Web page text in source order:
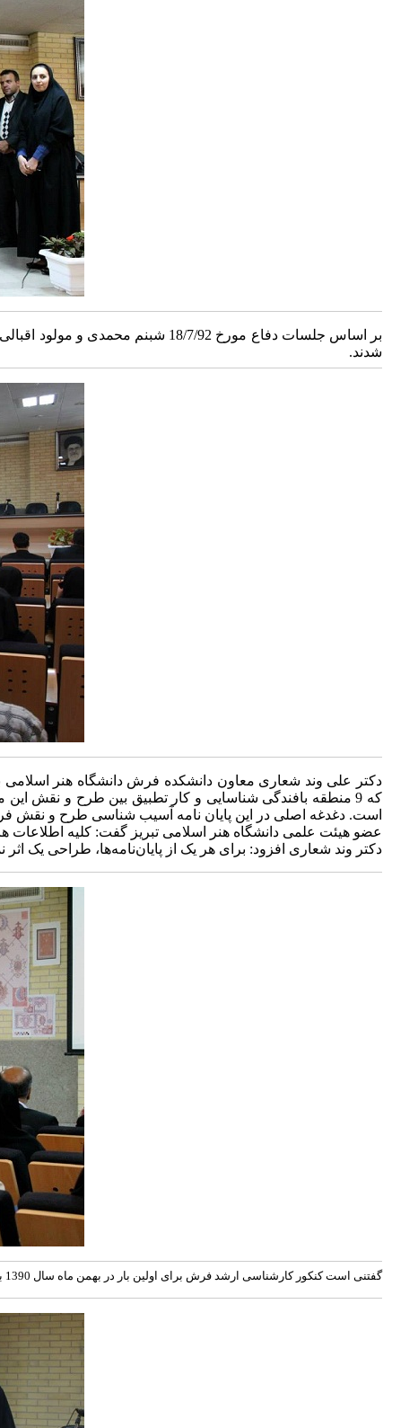
بر اساس جلسات دفاع مورخ 18/7/
شدند.
دکتر علی وند شعاری معاون دانشکده فرش دانشگاه هنر
که 9 منطقه بافندگی شناسایی و کار تطبیق بین طرح و نقش
است. دغدغه اصلی در این پایان نامه آسیب شناسی طرح و نقش
عضو هیئت علمی دانشگاه هنر اسلامی تبریز گفت: کلیه اطلاعات
دکتر وند شعاری افزود: برای هر یک از پایان‌نامه‌ها، طراحی یک
گفتنی است کنکور کارشناسی ارشد فرش برای اولین بار در بهمن ماه سال 1390 برگزار شد و در حال حاضر دانشجویان در سه گرایش طراحی، رنگرزی و مدیریت فرش در حال تحصیل می باشند.